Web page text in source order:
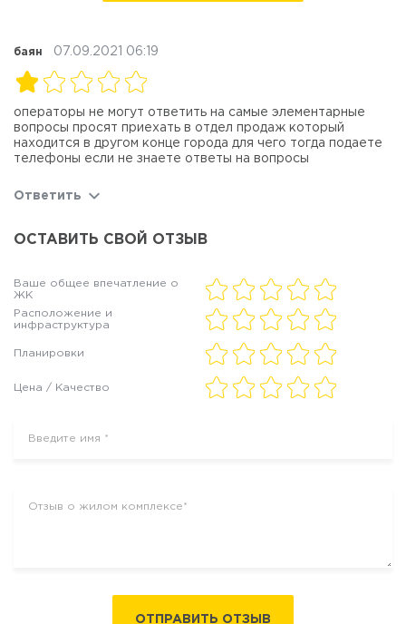
баян 07.09.2021 06:19
операторы не могут ответить на самые элементарные
вопросы просят приехать в отдел продаж который
находится в другом конце города для чего тогда подаете
телефоны если не знаете ответы на вопросы
Ответить
ОСТАВИТЬ СВОЙ ОТЗЫВ
Ваше общее впечатление о
ЖК
Расположение и
инфраструктура
Планировки
Цена / Качество
ОТПРАВИТЬ ОТЗЫВ